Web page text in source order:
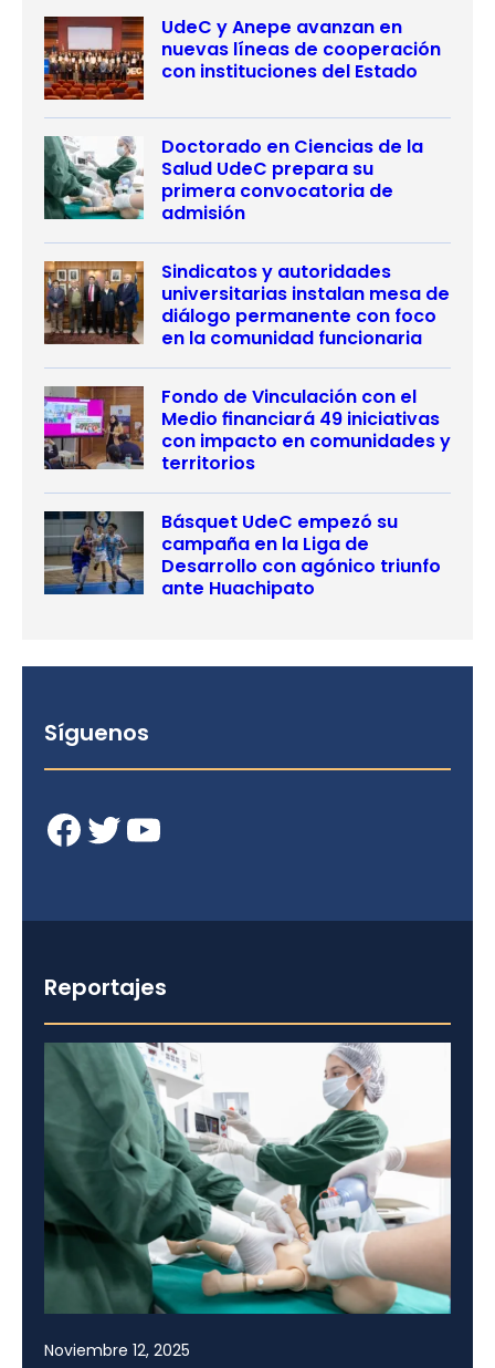
UdeC y Anepe avanzan en
nuevas líneas de cooperación
con instituciones del Estado
Doctorado en Ciencias de la
Salud UdeC prepara su
primera convocatoria de
admisión
Sindicatos y autoridades
universitarias instalan mesa de
diálogo permanente con foco
en la comunidad funcionaria
Fondo de Vinculación con el
Medio financiará 49 iniciativas
con impacto en comunidades y
territorios
Básquet UdeC empezó su
campaña en la Liga de
Desarrollo con agónico triunfo
ante Huachipato
Síguenos
Facebook Twitter YouTube
Reportajes
Noviembre 12, 2025